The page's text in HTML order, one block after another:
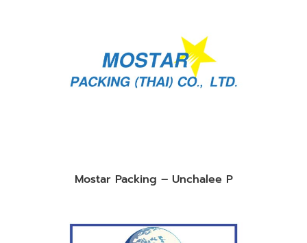
Mostar Packing – Unchalee P